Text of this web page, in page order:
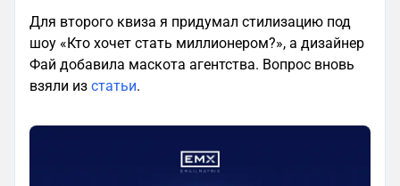
Для второго квиза я придумал стилизацию под
шоу «Кто хочет стать миллионером?», а дизайнер
Фай добавила маскота агентства. Вопрос вновь
взяли из статьи.